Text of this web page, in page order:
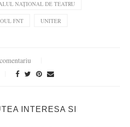
NAȚIONAL DE TEATRU
FNT UNITER
INTERESA SI